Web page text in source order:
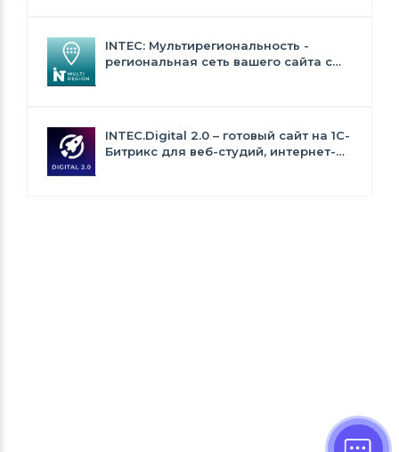
INTEC: Мультирегиональность -
региональная сеть вашего сайта с
INTEC.Digital 2.0 – готовый сайт на 1C-
Битрикс для веб-студий, интернет-